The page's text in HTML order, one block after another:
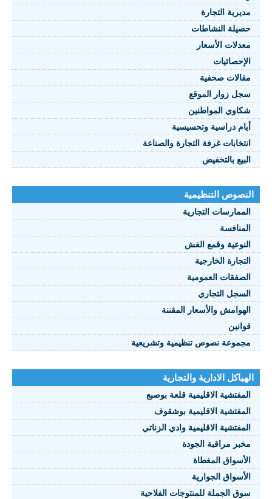
النصوص 2021
FRANÇAIS
مديرية التجارة
حصيلة النشاطات
معدلات الأسعار
الإحصائيات
مقالات صحفية
سجل زوار الموقع
شكاوي المواطنين
أيام دراسية وتحسيسية
انتخابات غرفة التجارة والصناعة
البيع بالتخفيض
النصوص التنظيمية
الممارسات التجارية
المنافسة
النوعية وقمع الغش
التجارة الخارجية
الصفقات العمومية
السجل التجاري
الهوامش والأسعار المقننة
قوانين
مجموعة نصوص تنظيمية وتشريعية
الهياكل الادارية والتجارية
المفتشية الاقليمية قلعة بوصبع
المفتشية الاقليمية بوشقوف
المفتشية الاقليمية وادي الزناتي
مخبر مراقبة الجودة
الأسواق المغطاة
الأسواق الجوارية
سوق الجملة للمنتوجات الفلاحية